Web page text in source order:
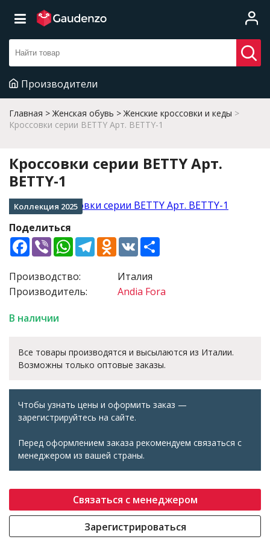
Производители
Главная Женская обувь
Женские кроссовки и кеды
Кроссовки серии BETTY Арт. BETTY-1
Кроссовки серии BETTY Арт.
BETTY-1
Коллекция 2025
Поделиться
Facebook
ViberWhatsApp
TelegramOdnoklassniki
VK
Производство:
Производитель:
Италия
Andia Fora
В наличии
Все товары производятся и высылаются из Италии.
Возможны только оптовые заказы.
Чтобы узнать цены и оформить заказ —
зарегистрируйтесь на сайте.
Перед оформлением заказа рекомендуем связаться с
менеджером из вашей страны.
Связаться с менеджером
Зарегистрироваться